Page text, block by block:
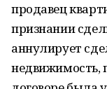
продавец
признании
аннулирует
недвижимость,